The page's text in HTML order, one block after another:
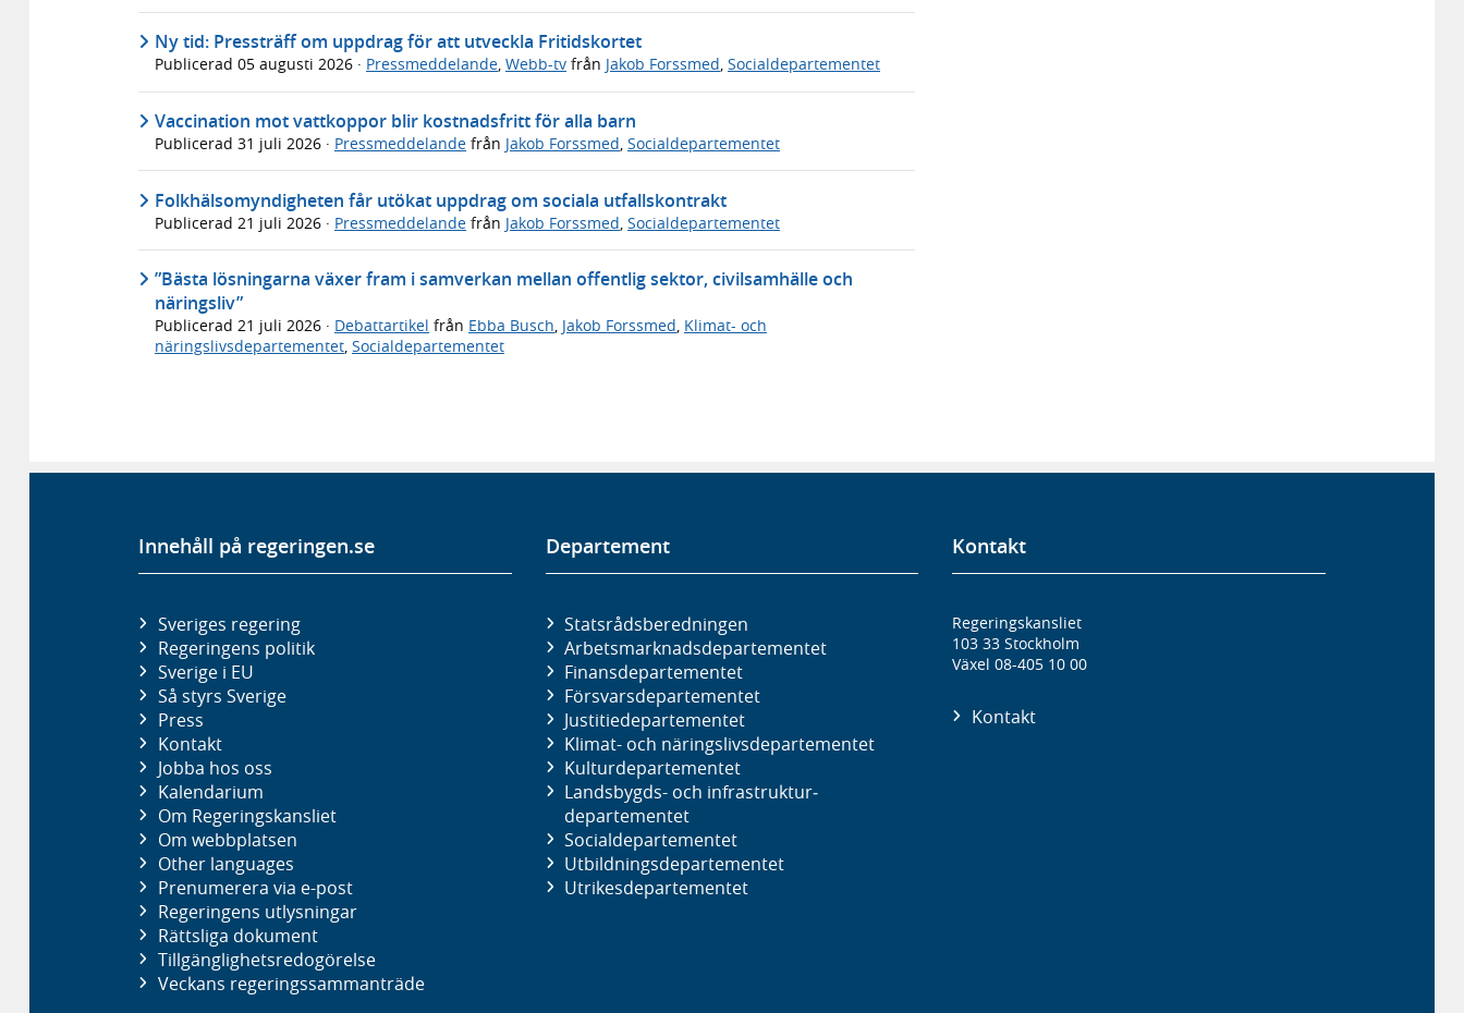
Ny tid: Pressträff om uppdrag för att utveckla Fritidskortet
Publicerad 05 augusti 2026 · Pressmeddelande, Webb-tv från Jakob Forssmed, Socialdepartementet
Vaccination mot vattkoppor blir kostnadsfritt för alla barn
Publicerad 31 juli 2026 · Pressmeddelande från Jakob Forssmed, Socialdepartementet
Folkhälsomyndigheten får utökat uppdrag om sociala utfallskontrakt
Publicerad 21 juli 2026 · Pressmeddelande från Jakob Forssmed Socialdepartementet
”Bästa lösningarna växer fram i samverkan mellan offentlig sektor, civilsamhälle och
näringsliv”
Publicerad 21 juli 2026 · Debattartikel från Ebba Busch, Jakob Forssmed, Klimat- och
näringslivsdepartementet, Socialdepartementet
Innehåll på regeringen.se
Sveriges regering
Regeringens politik
Sverige i EU
Så styrs Sverige
Press
Kontakt
Jobba hos oss
Kalendarium
Om Regeringskansliet
Om webbplatsen
Other languages
Prenumerera via e-post
Regeringens utlysningar
Rättsliga dokument
Tillgänglighetsredogörelse
Veckans regeringssammanträde
Departement
Statsrådsberedningen
Arbetsmarknads­departementet
Finans­departementet
Försvars­departementet
Justitie­departementet
Klimat- och näringslivs­departementet
Kultur­departementet
Landsbygds- och infrastruktur­
departementet
Social­departementet
Utbildnings­departementet
Utrikes­departementet
Kontakt
Regeringskansliet
103 33 Stockholm
Växel 08-405 10 00
Kontakt